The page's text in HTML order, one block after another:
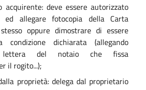
acquirente: deve essere autorizzato
ed allegare fotocopia della Carta
oppure dimostrare di essere
condizione dichiarata (allegando
lettera del notaio che fissa
il rogito...);
proprietà: delega dal proprietario